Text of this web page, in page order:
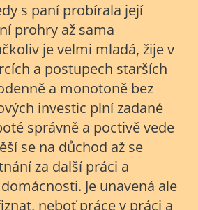
s paní probírala její
prohry až sama
je velmi mladá, žije v
a postupech starších
a monotoně bez
investic plní zadané
správně a poctivě vede
se na důchod až se
za další práci a
Je unavená ale
neboť práce v práci a